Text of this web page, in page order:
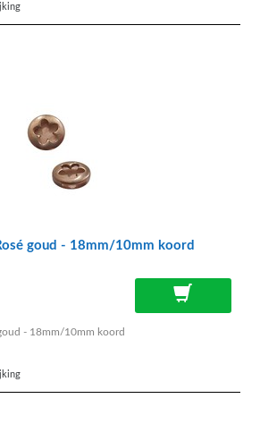
goud - 18mm/10mm koord
- 18mm/10mm koord